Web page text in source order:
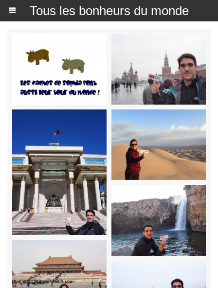
Tous les bonheurs du monde